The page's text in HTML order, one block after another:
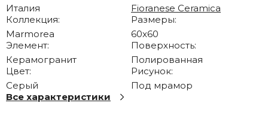
Италия
Fioranese Ceramica
Коллекция:
Marmorea
Размеры:
60x60
Элемент:
Керамогранит
Поверхность:
Полированная
Цвет:
Серый
Рисунок:
Под мрамор
Все характеристики